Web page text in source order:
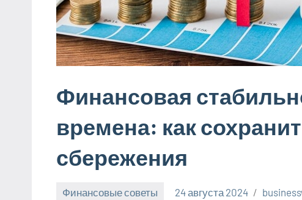
Финансовая
времена: как
сбережения
Финансовые советы 24 августа 2024